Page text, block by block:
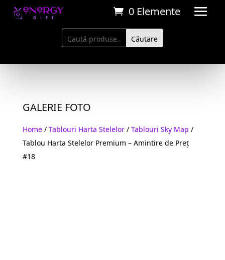
0 Elemente
GALERIE FOTO
Home/ Tablouri Harta Stelelor/ Tablouri Sky Map /
Tablou Harta Stelelor Premium – Amintire de Preț
#18